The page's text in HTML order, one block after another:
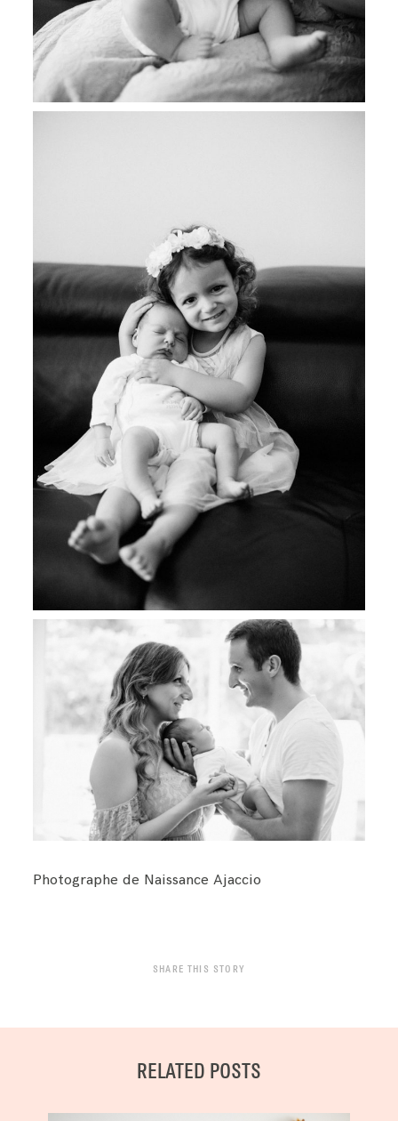
Photographe de Naissance Ajaccio
SHARE THIS STORY
RELATED POSTS